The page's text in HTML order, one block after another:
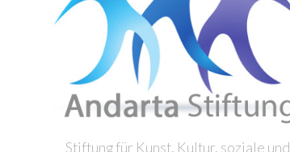
Stiftung für Kunst, Kultur, soziale und